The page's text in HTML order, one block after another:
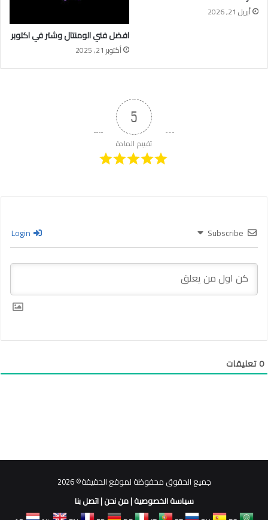
أبريل 21, 2026
افضل فني الومنتال وشتر في اكتوبر
أكتوبر 21, 2025
5
تقييم المادة
Subscribe
0تعليقات
جميع الحقوق محفوظة لموقع الحقيقة© 2026
سياسة الخصوصية|من نحن|اتصل بنا